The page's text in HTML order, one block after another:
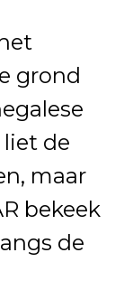
grond
de
maar
bekeek
de